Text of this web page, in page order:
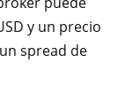
y un precio
spread de